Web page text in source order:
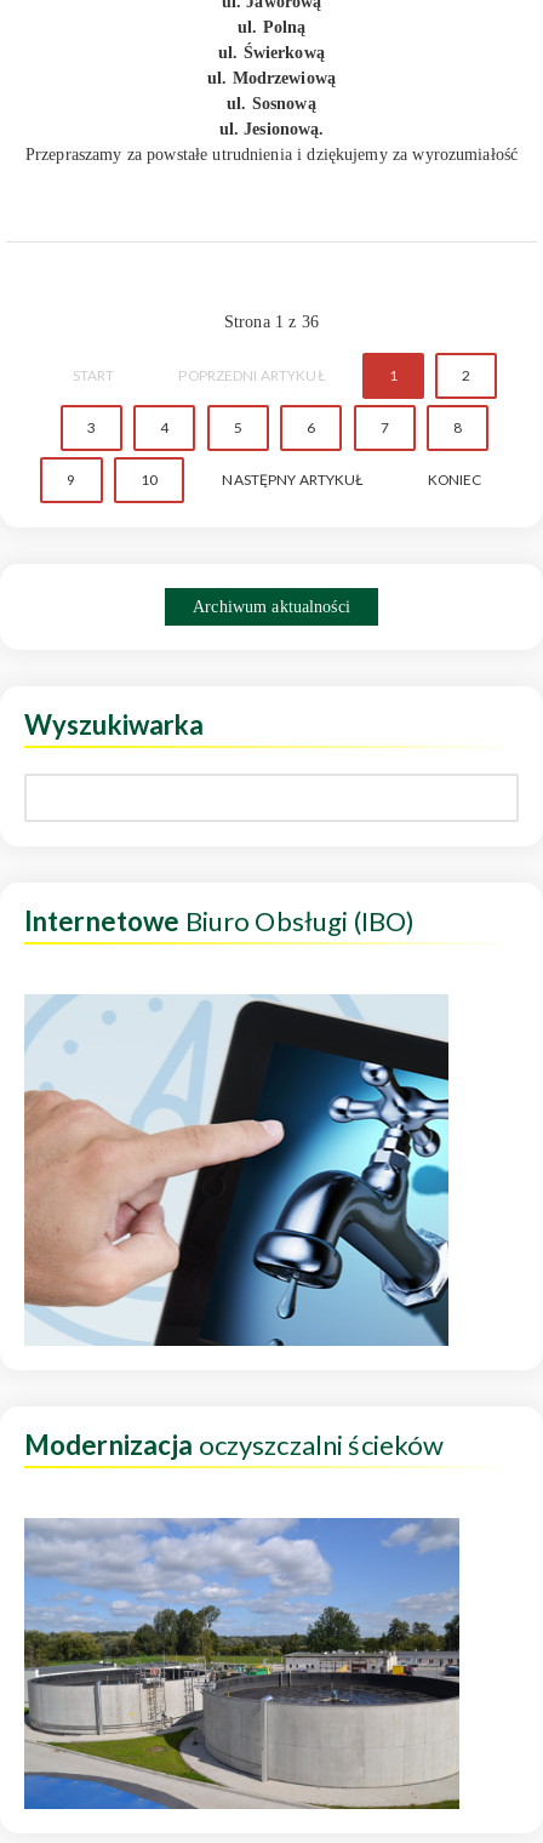
ul. Polną
ul. Świerkową
ul. Modrzewiową
ul. Sosnową
ul. Jesionową.
Przepraszamy za powstałe utrudnienia i dziękujemy za wyrozumiałość
Strona 1 z 36
START POPRZEDNI ARTYKUŁ 1 2
3 4 5 6 7 8
9 10 NASTĘPNY ARTYKUŁ KONIEC
Archiwum aktualności
Wyszukiwarka
Internetowe Biuro Obsługi (IBO)
Modernizacja oczyszczalni ścieków